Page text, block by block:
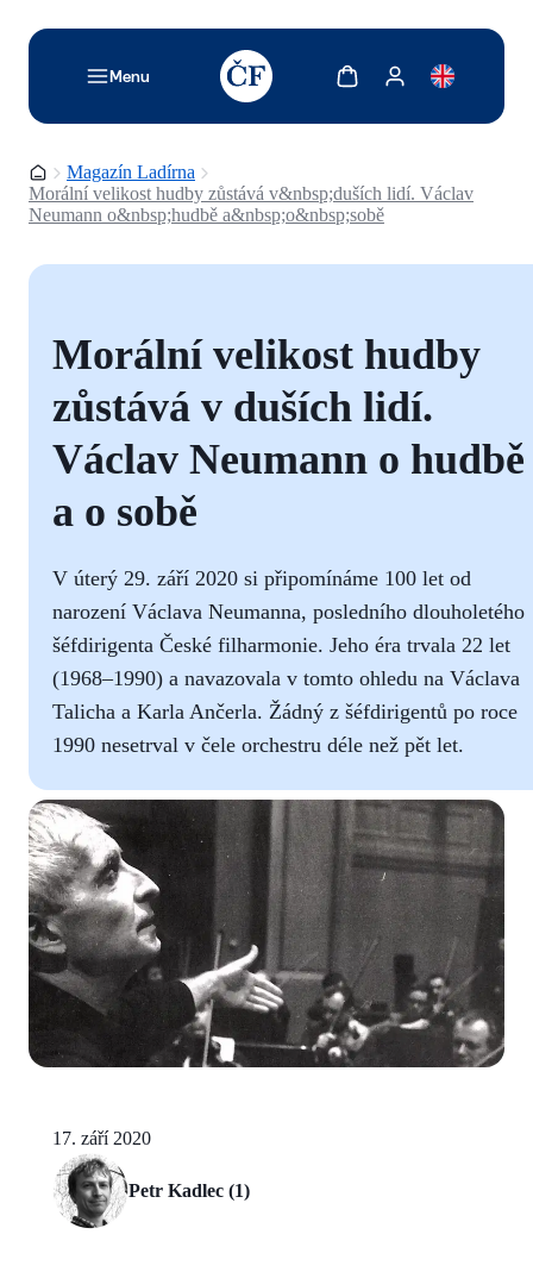
Menu
TODO: Add description for reader
Zobrazit košíkZobrazit můj účet
Domovská stránka
Magazín Ladírna
Morální velikost hudby zůstává v&nbsp;duších lidí. Václav
Neumann o&nbsp;hudbě a&nbsp;o&nbsp;sobě
Morální velikost hudby
zůstává v duších lidí.
Václav Neumann o hudbě
a o sobě
V úterý 29. září 2020 si připomínáme 100 let od
narození Václava Neumanna, posledního dlouholetého
šéfdirigenta České filharmonie. Jeho éra trvala 22 let
(1968–1990) a navazovala v tomto ohledu na Václava
Talicha a Karla Ančerla. Žádný z šéfdirigentů po roce
1990 nesetrval v čele orchestru déle než pět let.
17. září 2020
Petr Kadlec (1)